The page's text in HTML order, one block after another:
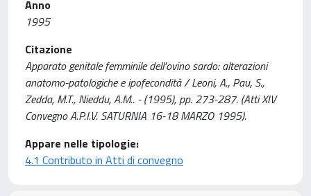
Anno
1995
Citazione
Apparato genitale femminile dell'ovino sardo: alterazioni
anatomo-patologiche e ipofecondità / Leoni, A., Pau, S.,
Zedda, M.T., Nieddu, A.M.. - (1995), pp. 273-287. (Atti XIV
Convegno A.P.I.V. SATURNIA 16-18 MARZO 1995).
Appare nelle tipologie:
4.1 Contributo in Atti di convegno